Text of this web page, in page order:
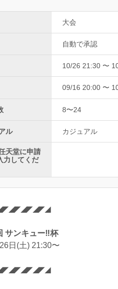
大会
自動で承認
10/26 21:30 〜
09/16 20:00 〜
8〜24
ル カジュアル
天堂に申請
力してくだ
サンキュー‼︎杯
(土) 21:30〜